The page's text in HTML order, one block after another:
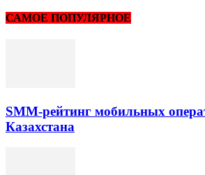
САМОЕ ПОПУЛЯРНОЕ
SMM-рейтинг мобильных
Казахстана